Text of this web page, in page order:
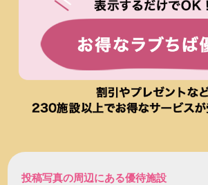
投稿写真の周辺にある優待施設